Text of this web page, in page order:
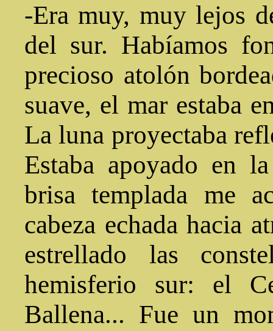
-Era muy, muy lejos
del sur. Habíamos
precioso atolón
suave, el mar estaba
La luna proyectaba
Estaba apoyado en
brisa templada me
cabeza echada hacia
estrellado las
hemisferio sur: el
Ballena... Fue un